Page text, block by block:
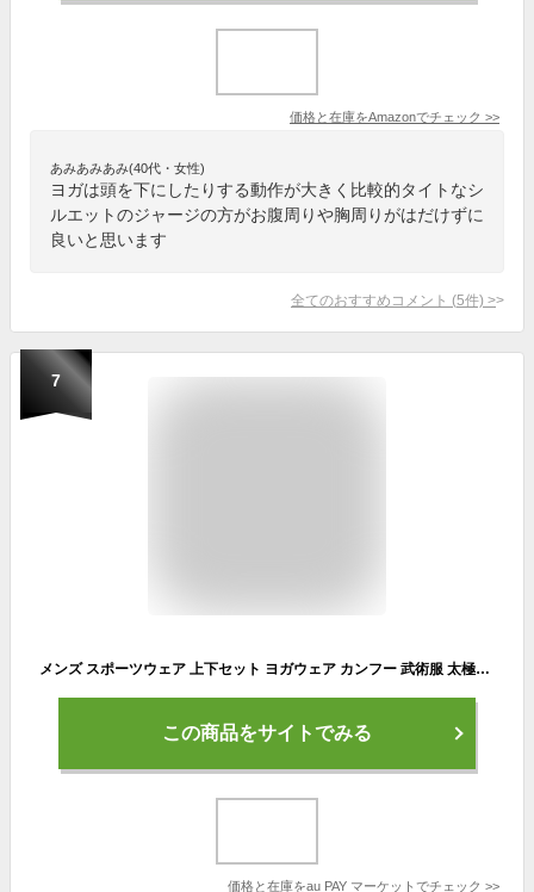
価格と在庫をAmazonでチェック >>
あみあみあみ(40代・女性)
ヨガは頭を下にしたりする動作が大きく比較的タイトなシ
ルエットのジャージの方がお腹周りや胸周りがはだけずに
良いと思います
全てのおすすめコメント (5件) >
7
メンズ スポーツウェア 上下セット ヨガウェア カンフー 武術服 太極拳服 練習着 チャイナ風 茶道 コンフォート 綿麻 カジュアル 学園祭
この商品をサイトでみる
価格と在庫をau PAY マーケット でチェック >>